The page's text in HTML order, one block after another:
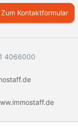
Zum Kontaktformular
4066000